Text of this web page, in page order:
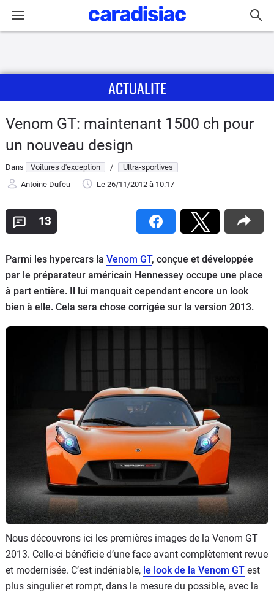
Actu
Essais
Guide
Electriques
Utilitaires
Flottes
Auto
Marques
ACTUALITE
Venom GT: maintenant 1500 ch pour
un nouveau design
Dans Voitures d'exception /
Ultra-sportives
Antoine Dufeu
Le 26/11/2012 à 10:17
13
Parmi les hypercars la Venom GT, conçue et développée
par le préparateur américain Hennessey occupe une place
à part entière. Il lui manquait cependant encore un look
bien à elle. Cela sera chose corrigée sur la version 2013.
Nous découvrons ici les premières images de la Venom GT
2013. Celle-ci bénéficie d’une face avant complètement revue
et modernisée. C’est indéniable, le look de la Venom GT est
plus singulier et rompt, dans la mesure du possible, avec la